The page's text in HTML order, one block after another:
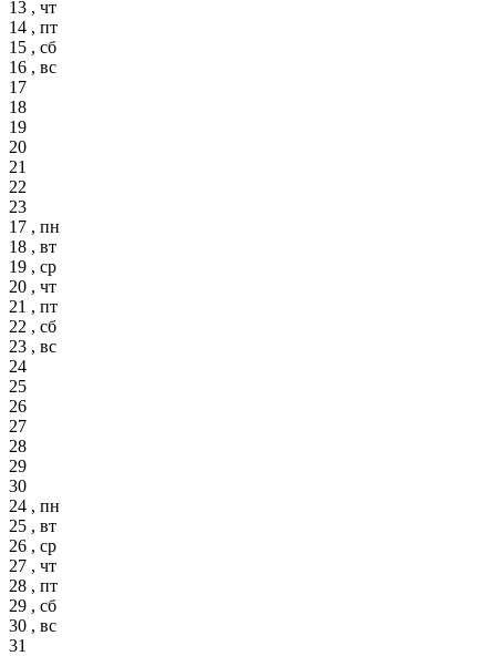
13 , чт
14 , пт
15 , сб
16 , вс
17
18
19
20
21
22
23
17 , пн
18 , вт
19 , ср
20 , чт
21 , пт
22 , сб
23 , вс
24
25
26
27
28
29
30
24 , пн
25 , вт
26 , ср
27 , чт
28 , пт
29 , сб
30 , вс
31